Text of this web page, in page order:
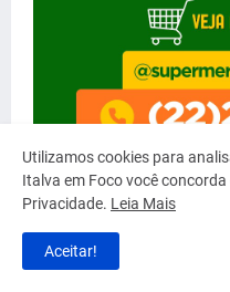
Utilizamos cookies para
Italva em Foco você
Privacidade. Leia Mais
Aceitar!